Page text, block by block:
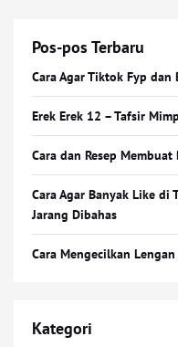
Pos-pos Terbaru
Cara Agar Tiktok Fyp dan
Erek Erek 12 – Tafsir
Cara dan Resep
Cara Agar Banyak Like
Jarang Dibahas
Cara Mengecilkan
Kategori